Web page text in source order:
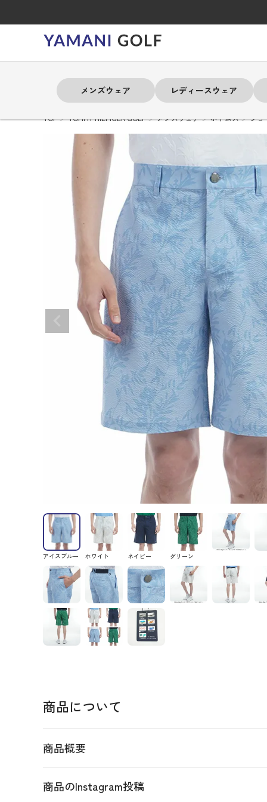
メンズウェア レディースウェア
よく検索されるキーワード
# 春夏ウェア # アドミラル # トミー
メンズウェア
全てのメンズウェア 半袖シャツ
ベスト
アウター
ショートパンツ
インナー
よく検索されるキーワード
# 春夏ウェア # アドミラル # トミー
レディースウェア
全てのレディースウェア 半袖シャツ
ベスト
アウター
ショートパンツ
スカート
インナー
レイン
よく検索されるキーワード
# 春夏ウェア # アドミラル # トミー
全てのバッグ キャ
キャディバッグ・スタンド
キャ
トートバッグ
ラウ
ポーチ
クラ
よく検索されるキーワード
# 春夏ウェア # アドミラル # トミー
アクセサリー
全てのアクセサリー 帽子
マーカー
グローブ
ヘッドカバー
氷嚢・保冷バッ
ファイスカバー
小物
シューズ
全てのシューズ
シューレス（紐）
プ
よく検索されるキーワード
# 春夏ウェア # アドミラル # トミー
練習器
全ての練習器 パッティング
よく検索されるキーワード
# 春夏ウェア # アドミラル # トミー
セール
全てのセール メンズウェア
アクセサリー
よく検索されるキーワード
# 春夏ウェア # アドミラル # トミー
Admiral GOLF
MARSQUEST
NEW ERA
PING APPAREL
PRO
QUICK MASTER
White Beauty
その
TOP TOMMY HILFIGER GOLF メンズウェア ボトムス ショ
アイスブルー ホワイト ネイビー グリーン
商品について
商品概要
商品のInstagram投稿